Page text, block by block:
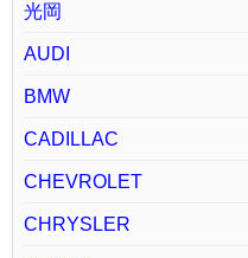
光岡
AUDI
BMW
CADILLAC
CHEVROLET
CHRYSLER